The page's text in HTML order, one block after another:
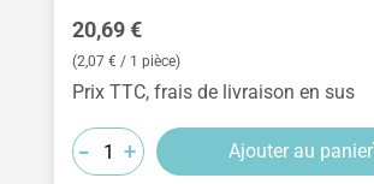
Prix régulier :
20,69 €
(2,07 € / 1 pièce)
Prix TTC, frais de livraison en sus
-
-
- +
+
+ Ajouter au panier